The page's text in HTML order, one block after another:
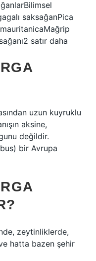
saksağanPica
satır daha
uzun kuyruklu
aksine,
değildir.
bir Avrupa
zeytinliklerde,
hatta bazen şehir